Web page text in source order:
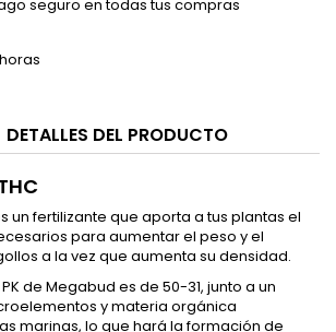
seguro en todas tus compras
DETALLES DEL PRODUCTO
un fertilizante que aporta a tus plantas el
para aumentar el peso y el
a la vez que aumenta su densidad.
de Megabud es de 50-31, junto a un
y materia orgánica
marinas, lo que hará la formación de